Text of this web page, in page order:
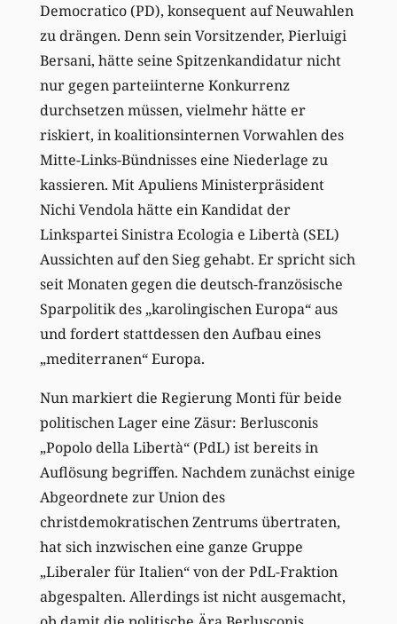
Democratico (PD), konsequent auf Neuwahlen
zu drängen. Denn sein Vorsitzender, Pierluigi
Bersani, hätte seine Spitzenkandidatur nicht
nur gegen parteiinterne Konkurrenz
durchsetzen müssen, vielmehr hätte er
riskiert, in koalitionsinternen Vorwahlen des
Mitte-Links-Bündnisses eine Niederlage zu
kassieren. Mit Apuliens Ministerpräsident
Nichi Vendola hätte ein Kandidat der
Linkspartei Sinistra Ecologia e Libertà (SEL)
Aussichten auf den Sieg gehabt. Er spricht sich
seit Monaten gegen die deutsch-französische
Sparpolitik des „karolingischen Europa“ aus
und fordert stattdessen den Aufbau eines
„mediterranen“ Europa.
Nun markiert die Regierung Monti für beide
politischen Lager eine Zäsur: Berlusconis
„Popolo della Libertà“ (PdL) ist bereits in
Auflösung begriffen. Nachdem zunächst einige
Abgeordnete zur Union des
christdemokratischen Zentrums übertraten,
hat sich inzwischen eine ganze Gruppe
„Liberaler für Italien“ von der PdL-Fraktion
abgespalten. Allerdings ist nicht ausgemacht,